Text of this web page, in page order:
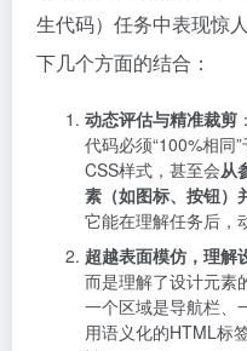
生代码）任务中表现惊
下几个方面的结合：
动态评估与精准裁剪
代码必须“100%相同
CSS样式，甚至会从
素（如图标、按钮）
它能在理解任务后，
超越表面模仿，理解
而是理解了设计元素
一个区域是导航栏、
用语义化的HTML标